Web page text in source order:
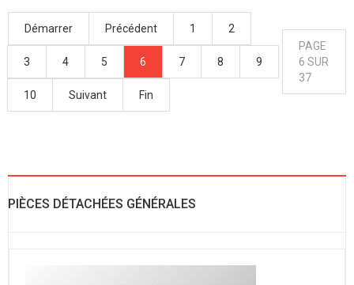
Démarrer Précédent 1 2
3 4 5 6 7 8 9
10 Suivant Fin
PAGE
6 SUR
37
PIÈCES DÉTACHÉES GÉNÉRALES